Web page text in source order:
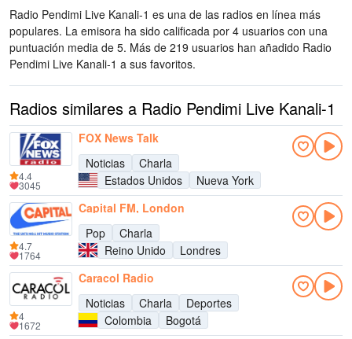
Radio Pendimi Live Kanali-1 es una de las radios en línea más
populares. La emisora ha sido calificada por 4 usuarios con una
puntuación media de 5. Más de 219 usuarios han añadido Radio
Pendimi Live Kanali-1 a sus favoritos.
Radios similares a Radio Pendimi Live Kanali-1
FOX News Talk
Noticias
Charla
Estados Unidos
Nueva York
4.4
3045
Capital FM, London
Pop
Charla
Reino Unido
Londres
4.7
1764
Caracol Radio
Noticias
Charla
Deportes
Colombia
Bogotá
4
1672